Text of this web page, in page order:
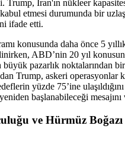
Trump, İran'ın nükleer
etmesi durumunda bir
ifade etti.
konusunda daha önce 5
ABD’nin 20 yıl
büyük pazarlık noktalarından
Trump, askeri operasyonlar
yüzde 75’ine
yeniden başlanabileceği
ve Hürmüz Boğazı